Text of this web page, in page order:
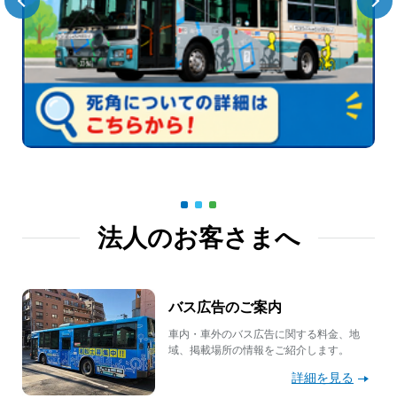
法人のお客さまへ
バス広告のご案内
車内・車外のバス広告に関する料金、地
域、掲載場所の情報をご紹介します。
詳細を見る